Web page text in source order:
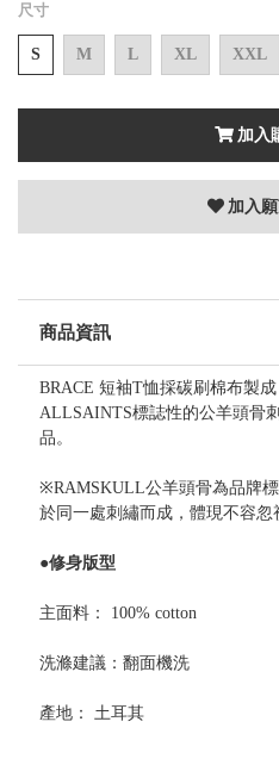
尺寸
S M L XL XXL
加入
加入
商品資訊
BRACE 短袖T恤採碳刷棉布製
ALLSAINTS標誌性的公羊頭骨
品。
※RAMSKULL公羊頭骨為品牌
於同一處刺繡而成，體現不容忽
●修身版型
主面料： 100% cotton
洗滌建議：翻面機洗
產地： 土耳其